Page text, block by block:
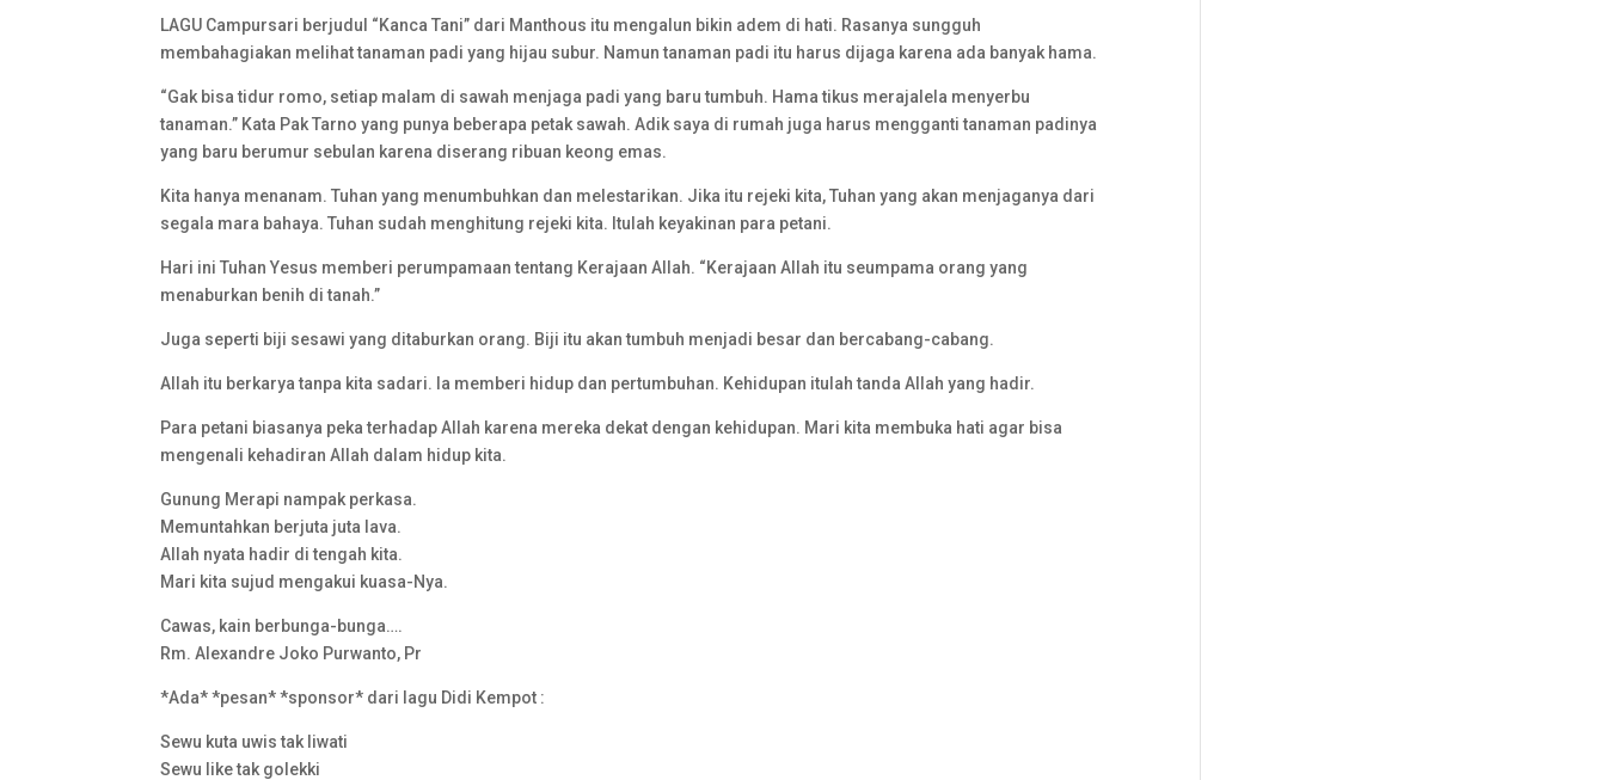
LAGU Campursari berjudul “Kanca Tani” dari Manthous itu mengalun bikin adem di hati. Rasanya sungguh
membahagiakan melihat tanaman padi yang hijau subur. Namun tanaman padi itu harus dijaga karena ada banyak hama.
“Gak bisa tidur romo, setiap malam di sawah menjaga padi yang baru tumbuh. Hama tikus merajalela menyerbu
tanaman.” Kata Pak Tarno yang punya beberapa petak sawah. Adik saya di rumah juga harus mengganti tanaman padinya
yang baru berumur sebulan karena diserang ribuan keong emas.
Kita hanya menanam. Tuhan yang menumbuhkan dan melestarikan. Jika itu rejeki kita, Tuhan yang akan menjaganya dari
segala mara bahaya. Tuhan sudah menghitung rejeki kita. Itulah keyakinan para petani.
Hari ini Tuhan Yesus memberi perumpamaan tentang Kerajaan Allah. “Kerajaan Allah itu seumpama orang yang
menaburkan benih di tanah.”
Juga seperti biji sesawi yang ditaburkan orang. Biji itu akan tumbuh menjadi besar dan bercabang-cabang.
Allah itu berkarya tanpa kita sadari. Ia memberi hidup dan pertumbuhan. Kehidupan itulah tanda Allah yang hadir.
Para petani biasanya peka terhadap Allah karena mereka dekat dengan kehidupan. Mari kita membuka hati agar bisa
mengenali kehadiran Allah dalam hidup kita.
Gunung Merapi nampak perkasa.
Memuntahkan berjuta juta lava.
Allah nyata hadir di tengah kita.
Mari kita sujud mengakui kuasa-Nya.
Cawas, kain berbunga-bunga….
Rm. Alexandre Joko Purwanto, Pr
*Ada* *pesan* *sponsor* dari lagu Didi Kempot :
Sewu kuta uwis tak liwati
Sewu like tak golekki